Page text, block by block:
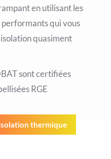
en utilisant les
performants qui vous
quasiment
sont certifiées
RGE
thermique